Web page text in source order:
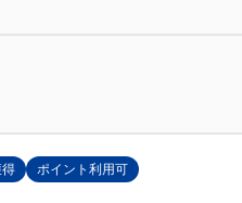
ポイント利用可